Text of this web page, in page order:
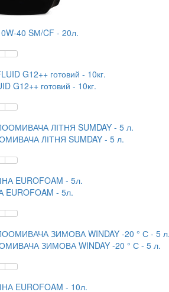
40 SМ/CF - 20л.
G12++ готовий - 10кг.
ЛІТНЯ SUMDAY - 5 л.
- 5л.
ЗИМОВА WINDAY -20 ° С - 5 л.